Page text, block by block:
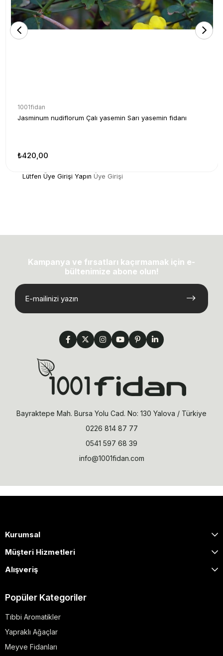
1001fidan
Jasminum nudiflorum Çalı yasemin Sarı yasemin fidanı
₺420,00
Lütfen Üye Girişi Yapın Üye Girişi
Kampanya ve fırsatları kaçırmamak için e-
bültenimize abone olun!
Bayraktepe Mah. Bursa Yolu Cad. No: 130 Yalova / Türkiye
0226 814 87 77
0541 597 68 39
info@1001fidan.com
Kurumsal
Müşteri Hizmetleri
Alışveriş
Popüler Kategoriler
Tıbbi Aromatikler
Yapraklı Ağaçlar
Meyve Fidanları